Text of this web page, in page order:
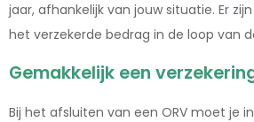
jaar, afhankelijk van jouw situatie. Er
het verzekerde bedrag in de loop van
Gemakkelijk een
Bij het afsluiten van een ORV moet je